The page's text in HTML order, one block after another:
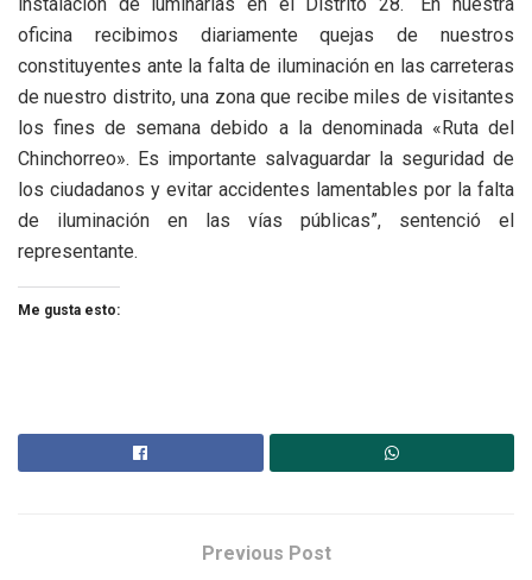
instalación de luminarias en el Distrito 28. “En nuestra
oficina recibimos diariamente quejas de nuestros
constituyentes ante la falta de iluminación en las carreteras
de nuestro distrito, una zona que recibe miles de visitantes
los fines de semana debido a la denominada «Ruta del
Chinchorreo». Es importante salvaguardar la seguridad de
los ciudadanos y evitar accidentes lamentables por la falta
de iluminación en las vías públicas”, sentenció el
representante.
Me gusta esto:
Previous Post